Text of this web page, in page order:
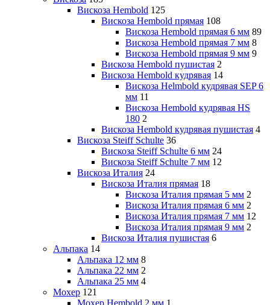
Вискоза Hembold 125
Вискоза Hembold прямая 108
Вискоза Hembold прямая 6 мм 89
Вискоза Hembold прямая 7 мм 8
Вискоза Hembold прямая 9 мм 9
Вискоза Hembold пушистая 2
Вискоза Hembold кудрявая 14
Вискоза Helmbold кудрявая SEP 6
мм 11
Вискоза Hembold кудрявая HS
180 2
Вискоза Hembold кудрявая пушистая 4
Вискоза Steiff Schulte 36
Вискоза Steiff Schulte 6 мм 24
Вискоза Steiff Schulte 7 мм 12
Вискоза Италия 24
Вискоза Италия прямая 18
Вискоза Италия прямая 5 мм 2
Вискоза Италия прямая 6 мм 2
Вискоза Италия прямая 7 мм 12
Вискоза Италия прямая 9 мм 2
Вискоза Италия пушистая 6
Альпака 14
Альпака 12 мм 8
Альпака 22 мм 2
Альпака 25 мм 4
Мохер 121